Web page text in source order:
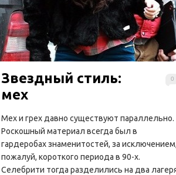
0
Звездный стиль:
мех
Мех и грех давно существуют параллельно.
Роскошный материал всегда был в
гардеробах знаменитостей, за
пожалуй, короткого периода в 90-х.
Селебрити тогда разделились на два